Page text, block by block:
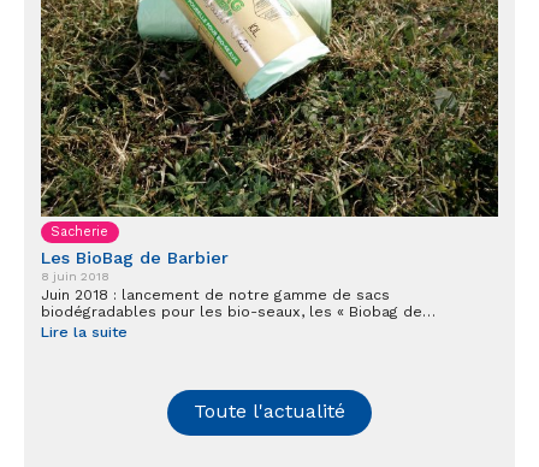
Sacherie
Les BioBag de Barbier
8 juin 2018
Juin 2018 : lancement de notre gamme de sacs
biodégradables pour les bio-seaux, les « Biobag de…
Lire la suite
Toute l'actualité